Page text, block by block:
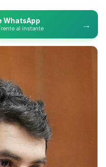
WhatsApp
al instante →